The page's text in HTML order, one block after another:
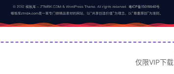
仅限VIP下载